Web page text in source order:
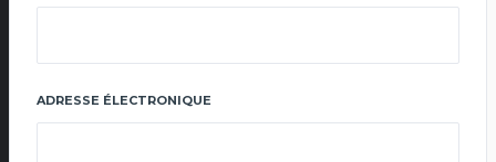
ADRESSE ÉLECTRONIQUE